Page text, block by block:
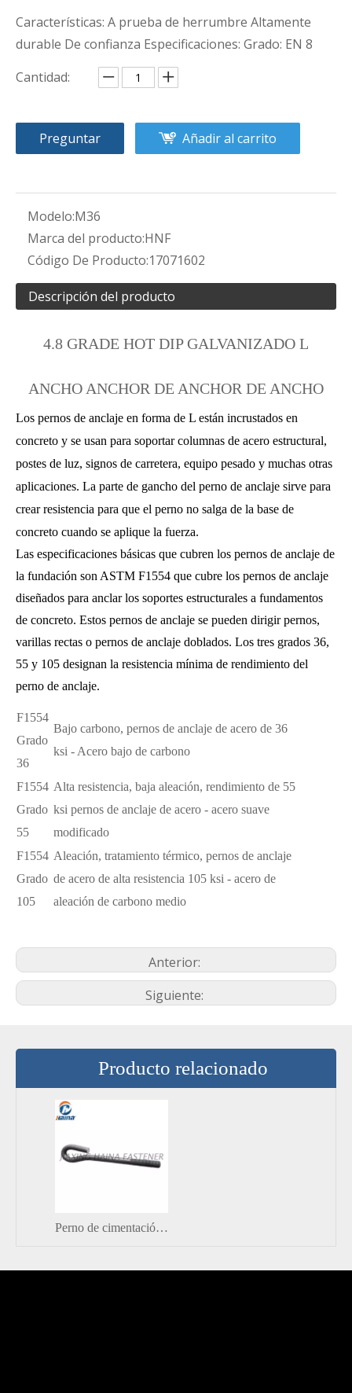
Características: A prueba de herrumbre Altamente
durable De confianza Especificaciones: Grado: EN 8
Cantidad:
Preguntar Añadir al carrito
Modelo:M36
Marca del producto:HNF
Código De Producto:17071602
Descripción del producto
4.8 GRADE HOT DIP GALVANIZADO L
ANCHO ANCHOR DE ANCHOR DE ANCHO
Los pernos de anclaje en forma de L están incrustados en
concreto y se usan para soportar columnas de acero estructural,
postes de luz, signos de carretera, equipo pesado y muchas otras
aplicaciones. La parte de gancho del perno de anclaje sirve para
crear resistencia para que el perno no salga de la base de
concreto cuando se aplique la fuerza.
Las especificaciones básicas que cubren los pernos de anclaje de
la fundación son ASTM F1554 que cubre los pernos de anclaje
diseñados para anclar los soportes estructurales a fundamentos
de concreto. Estos pernos de anclaje se pueden dirigir pernos,
varillas rectas o pernos de anclaje doblados. Los tres grados 36,
55 y 105 designan la resistencia mínima de rendimiento del
perno de anclaje.
F1554
Grado
36
Bajo carbono, pernos de anclaje de acero de 36
ksi - Acero bajo de carbono
F1554
Grado
55
Alta resistencia, baja aleación, rendimiento de 55
ksi pernos de anclaje de acero - acero suave
modificado
F1554
Grado
105
Aleación, tratamiento térmico, pernos de anclaje
de acero de alta resistencia 105 ksi - acero de
aleación de carbono medio
Anterior:
Siguiente:
Producto relacionado
Perno de cimentación galvanizado en caliente de acero al carbono Gr4.8 Gr8.8